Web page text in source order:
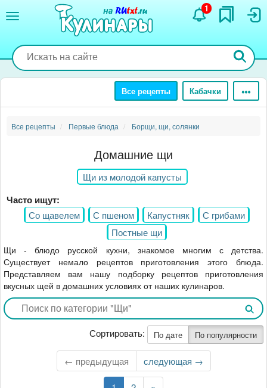
содержанию
1
Все рецепты Кабачки
Все рецепты Первые блюда Борщи, щи, солянки
Домашние щи
Щи из молодой капусты
Часто ищут:
Со щавелем С пшеном Капустняк
С грибами
Постные щи
Щи - блюдо русской кухни, знакомое многим с детства.
Существует немало рецептов приготовления этого блюда.
Представляем вам нашу подборку рецептов приготовления
вкусных щей в домашних условиях от наших кулинаров.
Сортировать: По дате По популярности
← предыдущая
Следующая
страница
следующая →